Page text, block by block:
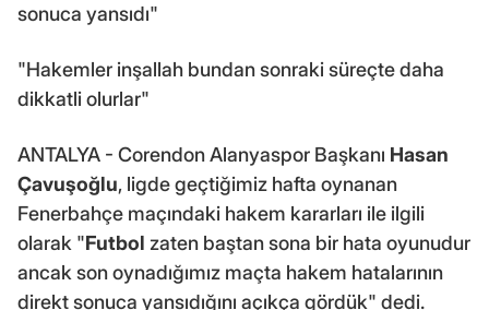
sonuca yansıdı"
"Hakemler inşallah bundan sonraki süreçte daha
dikkatli olurlar"
ANTALYA - Corendon Alanyaspor Başkanı Hasan
Çavuşoğlu, ligde geçtiğimiz hafta oynanan
Fenerbahçe maçındaki hakem kararları ile ilgili
olarak "Futbol zaten baştan sona bir hata oyunudur
ancak son oynadığımız maçta hakem hatalarının
direkt sonuca yansıdığını açıkça gördük" dedi.